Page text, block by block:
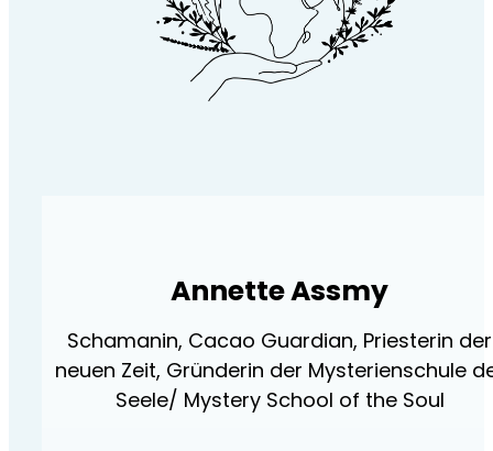
Annette Assmy
Schamanin, Cacao Guardian, Priesterin der
neuen Zeit, Gründerin der Mysterienschule
Seele/ Mystery School of the Soul